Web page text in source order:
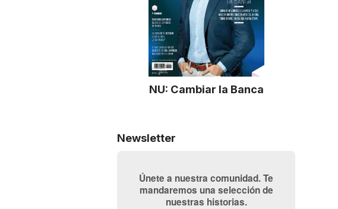
NU: Cambiar la Banca
Newsletter
Únete a nuestra comunidad. Te
mandaremos una selección de
nuestras historias.